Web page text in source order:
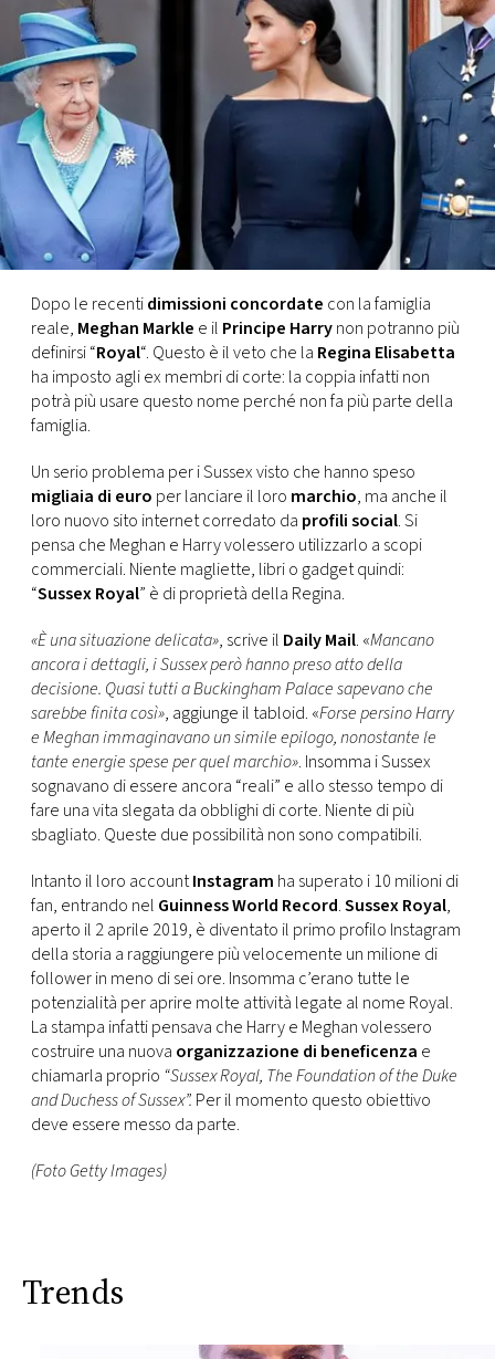
EVENTI
VIDEO
TV
PRINCIPATO
DI
RMC
CONSIGLIA
Dopo le recentidimissioni concordate con la famiglia
reale, Meghan Markle e il Principe Harrynon potranno più
definirsi “Royal“. Questo è il veto che la Regina Elisabetta
ha imposto agli ex membri di corte: la coppia infatti non
potrà più usare questo nome perché non fa più parte della
famiglia.
Un serio problema per i Sussex visto che hanno speso
migliaia di euro per lanciare il loro marchio, ma anche il
loro nuovo sito internet corredato da profili social. Si
pensa che Meghan e Harry volessero utilizzarlo a scopi
commerciali. Niente magliette, libri o gadget quindi:
“Sussex Royal” è di proprietà della Regina.
«È una situazione delicata», scrive il Daily Mail. «Mancano
ancora i dettagli, i Sussex però hanno preso atto della
decisione. Quasi tutti a Buckingham Palace sapevano che
sarebbe finita così», aggiunge il tabloid. «Forse persino Harry
e Meghan immaginavano un simile epilogo, nonostante le
tante energie spese per quel marchio». Insomma i Sussex
sognavano di essere ancora “reali” e allo stesso tempo di
fare una vita slegata da obblighi di corte. Niente di più
sbagliato. Queste due possibilità non sono compatibili.
Intanto il loro accountInstagram ha superato i 10 milioni di
fan, entrando nel Guinness World Record.Sussex Royal,
aperto il 2 aprile 2019, è diventato il primo profilo Instagram
della storia a raggiungere più velocemente un milione di
follower in meno di sei ore. Insomma c’erano tutte le
potenzialità per aprire molte attività legate al nome Royal.
La stampa infatti pensava che Harry e Meghan volessero
costruire una nuova organizzazione di beneficenza e
chiamarla proprio “Sussex Royal, The Foundation of the Duke
and Duchess of Sussex”. Per il momento questo obiettivo
deve essere messo da parte.
(Foto Getty Images)
Trends